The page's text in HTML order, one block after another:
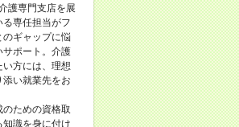
護専門支店を展
専任担当がフ
のギャップに悩
サポート。介護
方には、理想
い就業先をお
ための資格取
識を身に付け